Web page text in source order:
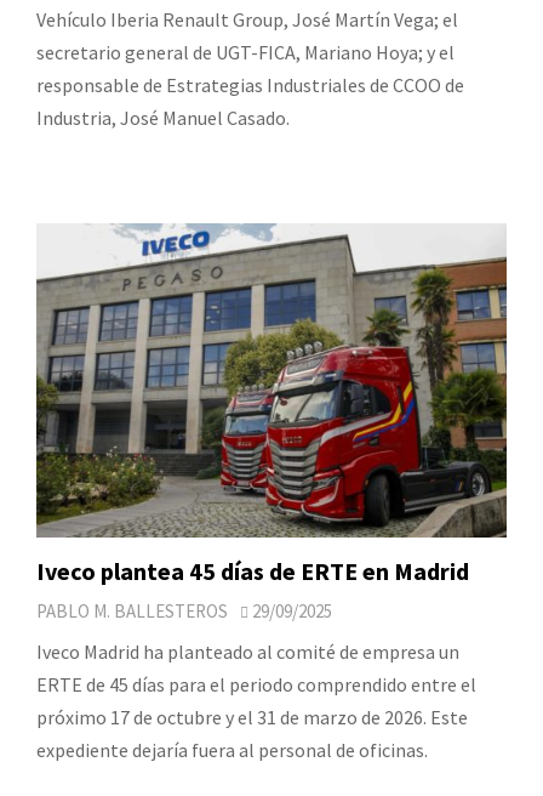
Vehículo Iberia Renault Group, José Martín Vega; el
secretario general de UGT-FICA, Mariano Hoya; y el
responsable de Estrategias Industriales de CCOO de
Industria, José Manuel Casado.
Iveco plantea 45 días de ERTE en Madrid
PABLO M. BALLESTEROS 29/09/2025
Iveco Madrid ha planteado al comité de empresa un
ERTE de 45 días para el periodo comprendido entre el
próximo 17 de octubre y el 31 de marzo de 2026. Este
expediente dejaría fuera al personal de oficinas.